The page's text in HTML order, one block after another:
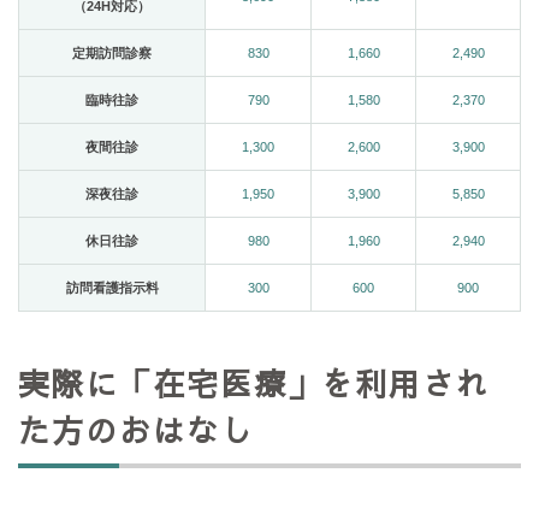
（24H対応）
定期訪問診察 830 1,660 2,490
臨時往診 790 1,580 2,370
夜間往診 1,300 2,600 3,900
深夜往診 1,950 3,900 5,850
休日往診 980 1,960 2,940
訪問看護指示料 300 600 900
実際に「在宅医療」を利用され
た方のおはなし